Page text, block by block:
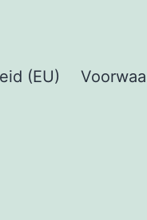
(EU)